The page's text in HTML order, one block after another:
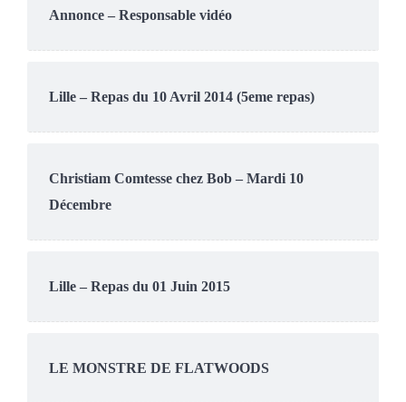
Annonce – Responsable vidéo
Lille – Repas du 10 Avril 2014 (5eme repas)
Christiam Comtesse chez Bob – Mardi 10
Décembre
Lille – Repas du 01 Juin 2015
LE MONSTRE DE FLATWOODS